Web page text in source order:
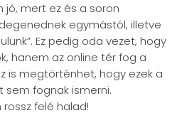
jó, mert ez és a soron
egymástól, illetve
Ez pedig oda vezet, hogy
hanem az online tér fog a
is megtörténhet, hogy ezek a
sem fognak ismerni.
felé halad!